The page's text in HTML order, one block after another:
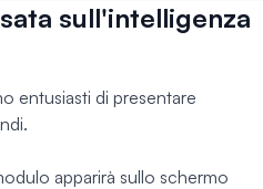
sull'intelligenza
entusiasti di presentare
apparirà sullo schermo